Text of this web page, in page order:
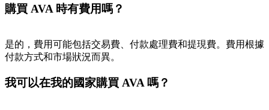
購買 AVA 時有費用嗎？
是的，費用可能包括交易費、付款處理費和提現費。費用根據
付款方式和市場狀況而異。
我可以在我的國家購買 AVA 嗎？